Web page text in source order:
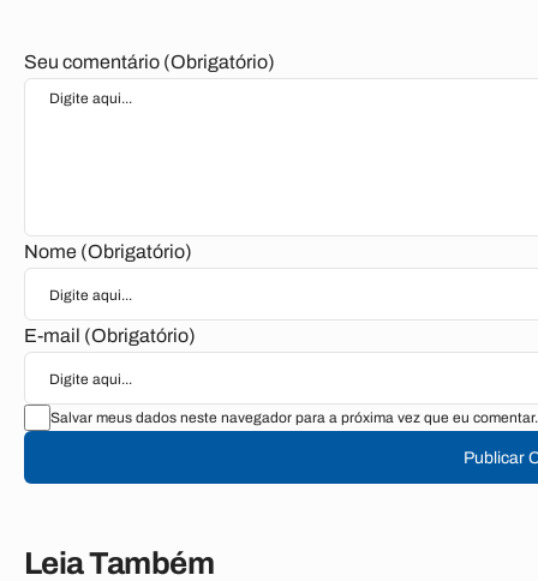
Seu comentário (Obrigatório)
Nome (Obrigatório)
E-mail (Obrigatório)
Salvar meus dados neste navegador para a próxima vez que eu comentar.
Publicar
Leia Também